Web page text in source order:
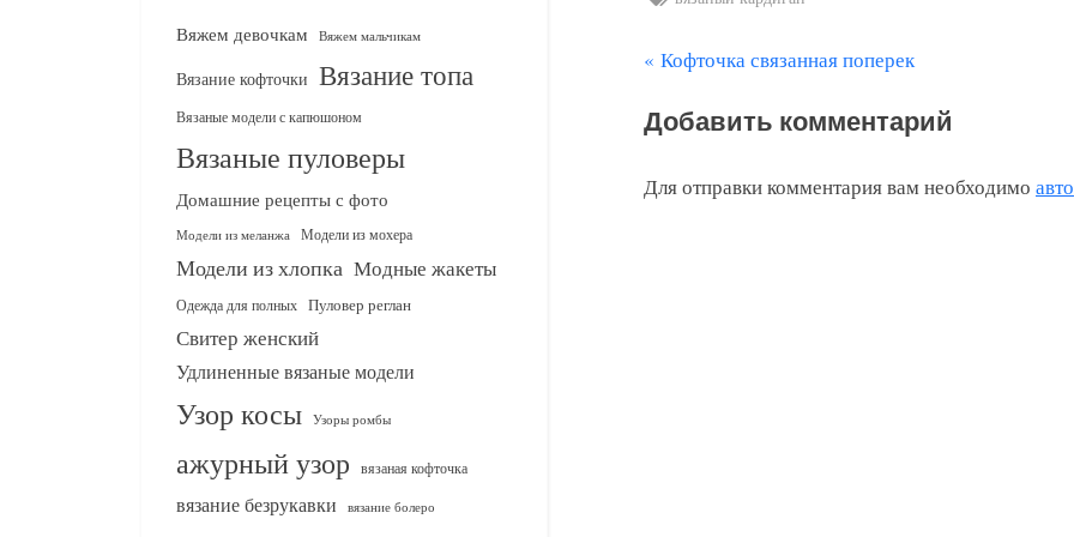
Навигация
по
записям
П
е
ы
Кофточка связанная поперек
Добавить комментарий
Для отправки комментария вам необходимо
Вяжем девочкам Вяжем мальчикам
Вязание кофточки Вязание топа
Вязаные модели с капюшоном
Вязаные пуловеры
Домашние рецепты с фото
Модели из меланжа Модели из мохера
Модели из хлопка Модные жакеты
Одежда для полных Пуловер реглан
Свитер женский
Удлиненные вязаные модели
Узор косы Узоры ромбы
ажурный узор вязаная кофточка
вязание безрукавки вязание болеро